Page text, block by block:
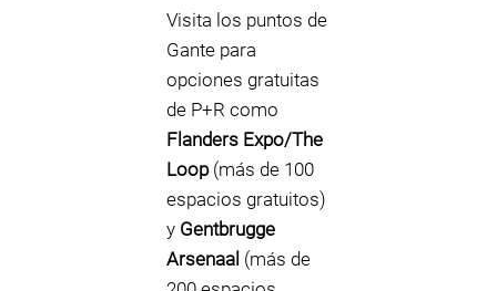
Visita los puntos de
Gante para
opciones gratuitas
de P+R como
Flanders Expo/The
Loop(más de 100
espacios gratuitos)
y Gentbrugge
Arsenaal (más de